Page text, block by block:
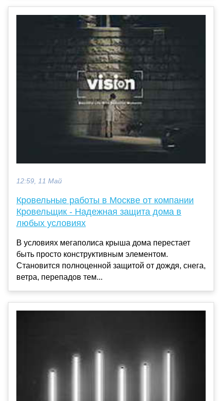
12:59, 11 Май
Кровельные работы в Москве от компании
Кровельщик - Надежная защита дома в
любых условиях
В условиях мегаполиса крыша дома перестает
быть просто конструктивным элементом.
Становится полноценной защитой от дождя, снега,
ветра, перепадов тем...